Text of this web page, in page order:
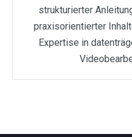
strukturierter
praxisorientierter
Expertise in